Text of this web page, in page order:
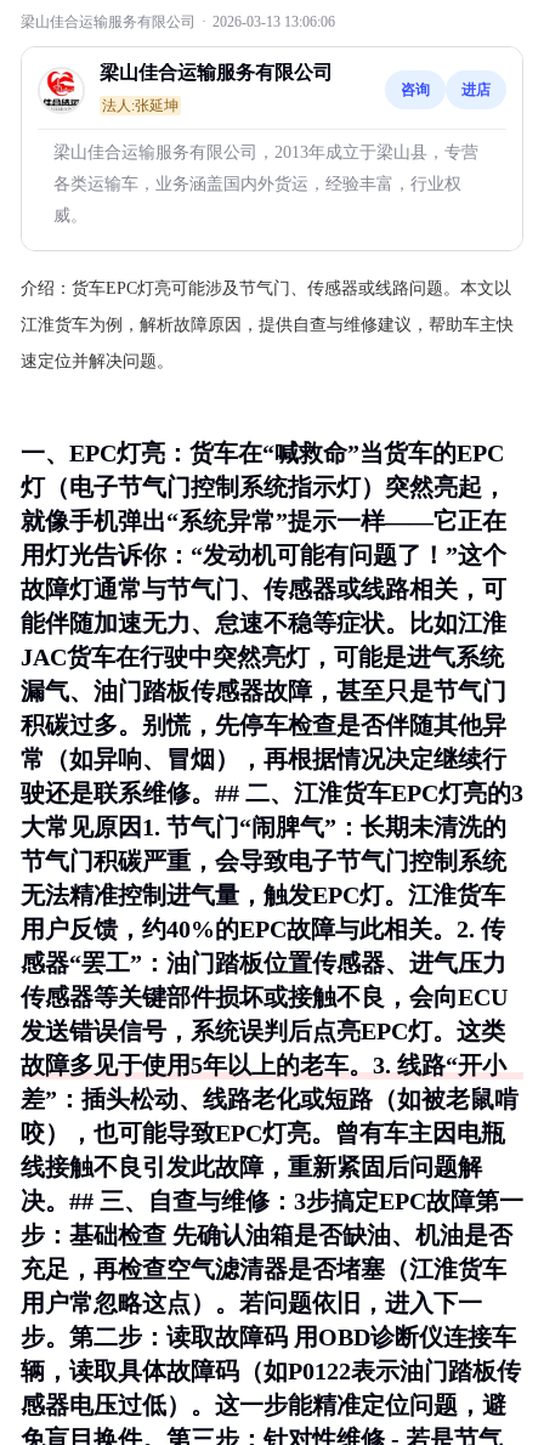
梁山佳合运输服务有限公司 · 2026-03-13 13:06:06
梁山佳合运输服务有限公司
法人:张延坤
咨询 进店
梁山佳合运输服务有限公司，2013年成立于梁山县，专营
各类运输车，业务涵盖国内外货运，经验丰富，行业权
威。
介绍： 货车EPC灯亮可能涉及节气门、传感器或线路问题。本文以
江淮货车为例，解析故障原因，提供自查与维修建议，帮助车主快
速定位并解决问题。
一、EPC灯亮：货车在“喊救命”当货车的EPC
灯（电子节气门控制系统指示灯）突然亮起，
就像手机弹出“系统异常”提示一样——它正在
用灯光告诉你：“发动机可能有问题了！”这个
故障灯通常与节气门、传感器或线路相关，可
能伴随加速无力、怠速不稳等症状。比如江淮
JAC货车在行驶中突然亮灯，可能是进气系统
漏气、油门踏板传感器故障，甚至只是节气门
积碳过多。别慌，先停车检查是否伴随其他异
常（如异响、冒烟），再根据情况决定继续行
驶还是联系维修。## 二、江淮货车EPC灯亮的3
大常见原因1. 节气门“闹脾气” ：长期未清洗的
节气门积碳严重，会导致电子节气门控制系统
无法精准控制进气量，触发EPC灯。江淮货车
用户反馈，约40%的EPC故障与此相关。2.传
感器“罢工” ：油门踏板位置传感器、进气压力
传感器等关键部件损坏或接触不良，会向ECU
发送错误信号，系统误判后点亮EPC灯。这类
故障多见于使用5年以上的老车。3. 线路“开小
差” ：插头松动、线路老化或短路（如被老鼠啃
咬），也可能导致EPC灯亮。曾有车主因电瓶
线接触不良引发此故障，重新紧固后问题解
决。## 三、自查与维修：3步搞定EPC故障第一
步：基础检查 先确认油箱是否缺油、机油是否
充足，再检查空气滤清器是否堵塞（江淮货车
用户常忽略这点）。若问题依旧，进入下一
步。 第二步：读取故障码 用OBD诊断仪连接车
辆，读取具体故障码（如P0122表示油门踏板传
感器电压过低）。这一步能精准定位问题，避
免盲目换件。 第三步：针对性维修- 若是节气